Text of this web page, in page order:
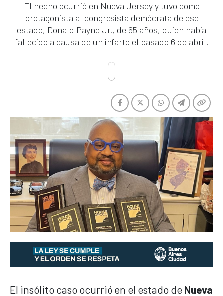
El hecho ocurrió en Nueva Jersey y tuvo como
protagonista al congresista demócrata de ese
estado, Donald Payne Jr., de 65 años, quien había
fallecido a causa de un infarto el pasado 6 de abril.
El insólito caso ocurrió en el estado de Nueva